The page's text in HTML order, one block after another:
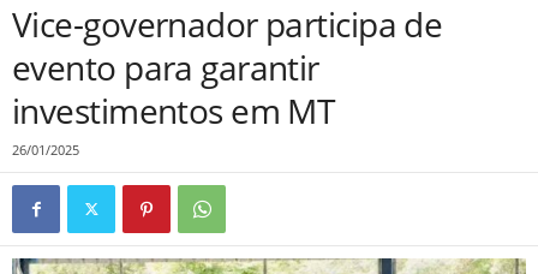
Vice-governador participa de
evento para garantir
investimentos em MT
26/01/2025